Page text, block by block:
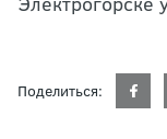
Поделиться: